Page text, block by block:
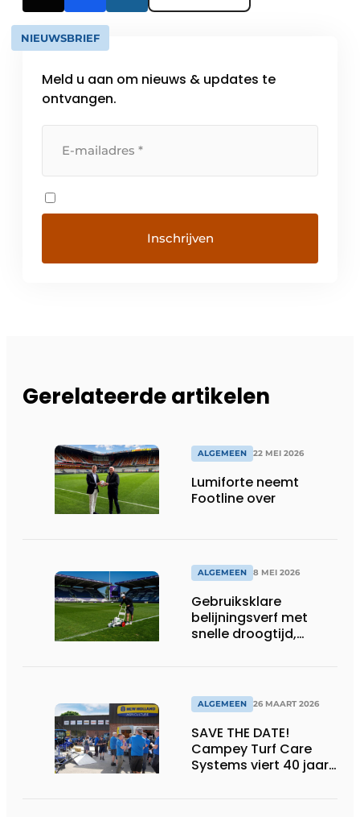
NIEUWSBRIEF
Meld u aan om nieuws & updates te
ontvangen.
Gerelateerde artikelen
ALGEMEEN 22 MEI 2026
Lumiforte neemt
Footline over
ALGEMEEN 8 MEI 2026
Gebruiksklare
belijningsverf met
snelle droogtijd,
ALGEMEEN 26 MAART 2026
SAVE THE DATE!
Campey Turf Care
Systems viert 40 jaar